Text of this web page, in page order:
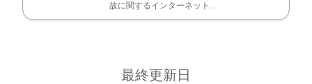
故に関するインターネット...
最終更新日